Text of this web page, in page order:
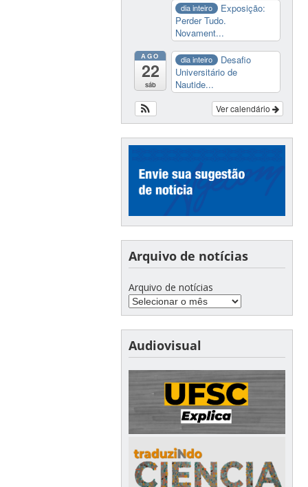
dia inteiro
Exposição:
Perder Tudo.
Novament...
AGO
22
sáb
dia inteiro
Desafio
Universitário de
Nautide...
Ver calendário
Arquivo de notícias
Arquivo de notícias
Audiovisual